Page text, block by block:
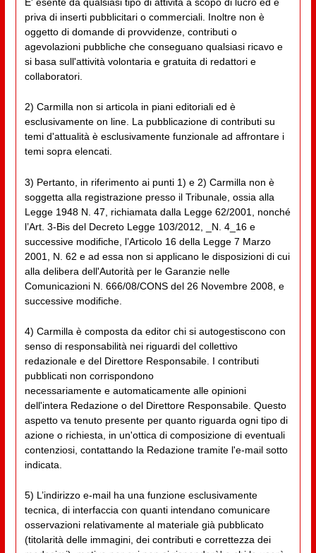
priva di inserti pubblicitari o commerciali. Inoltre non è
oggetto di domande di provvidenze, contributi o
agevolazioni pubbliche che conseguano qualsiasi ricavo e
si basa sull'attività volontaria e gratuita di redattori e
collaboratori.
2) Carmilla non si articola in piani editoriali ed è
esclusivamente on line. La pubblicazione di contributi su
temi d'attualità è esclusivamente funzionale ad affrontare i
temi sopra elencati.
3) Pertanto, in riferimento ai punti 1) e 2) Carmilla non è
soggetta alla registrazione presso il Tribunale, ossia alla
Legge 1948 N. 47, richiamata dalla Legge 62/2001, nonché
l’Art. 3-Bis del Decreto Legge 103/2012, _N. 4_16 e
successive modifiche, l’Articolo 16 della Legge 7 Marzo
2001, N. 62 e ad essa non si applicano le disposizioni di cui
alla delibera dell'Autorità per le Garanzie nelle
Comunicazioni N. 666/08/CONS del 26 Novembre 2008, e
successive modifiche.
4) Carmilla è composta da editor chi si autogestiscono con
senso di responsabilità nei riguardi del collettivo
redazionale e del Direttore Responsabile. I contributi
pubblicati non corrispondono
necessariamente e automaticamente alle opinioni
dell'intera Redazione o del Direttore Responsabile. Questo
aspetto va tenuto presente per quanto riguarda ogni tipo di
azione o richiesta, in un'ottica di composizione di eventuali
contenziosi, contattando la Redazione tramite l'e-mail sotto
indicata.
5) L’indirizzo e-mail ha una funzione esclusivamente
tecnica, di interfaccia con quanti intendano comunicare
osservazioni relativamente al materiale già pubblicato
(titolarità delle immagini, dei contributi e correttezza dei